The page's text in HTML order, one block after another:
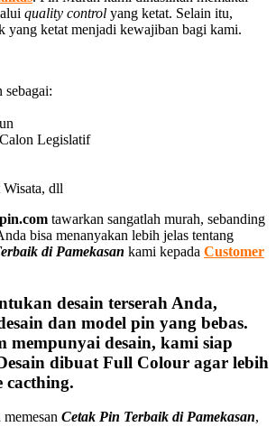
quality control yang ketat. Selain itu,
yang ketat menjadi kewajiban bagi kami.
sebagai:
Legislatif
dll
tawarkan sangatlah murah, sebanding
bisa menanyakan lebih jelas tentang
di Pamekasan kami kepada Customer
desain terserah Anda,
dan model pin yang bebas.
mempunyai desain, kami siap
dibuat Full Colour agar lebih
cacthing.
Cetak Pin Terbaik di Pamekasan,